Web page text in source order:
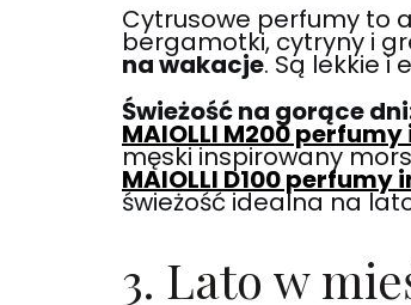
Cytrusowe perfumy to
bergamotki, cytryny i
na wakacje. Są lekkie i
Świeżość na gorące
MAIOLLI M200
męski inspirowany
MAIOLLI D100
świeżość idealna na
3. Lato w